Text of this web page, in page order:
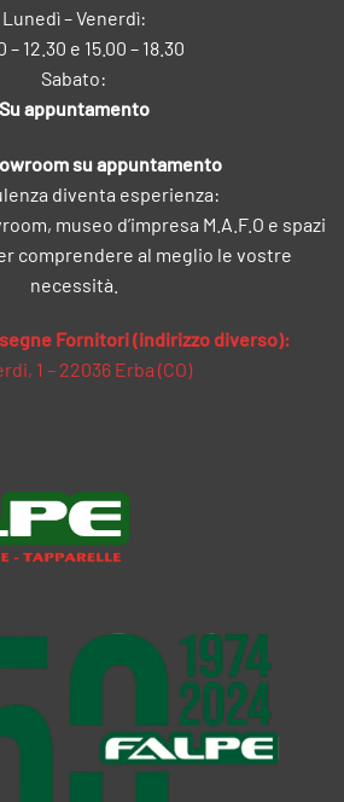
Lunedì – Venerdì:
– 12.30 e 15.00 – 18.30
Sabato:
Su appuntamento
su appuntamento
diventa esperienza:
museo d’impresa M.A.F.O e spazi
comprendere al meglio le vostre
necessità.
Fornitori (indirizzo diverso):
1 – 22036 Erba (CO)